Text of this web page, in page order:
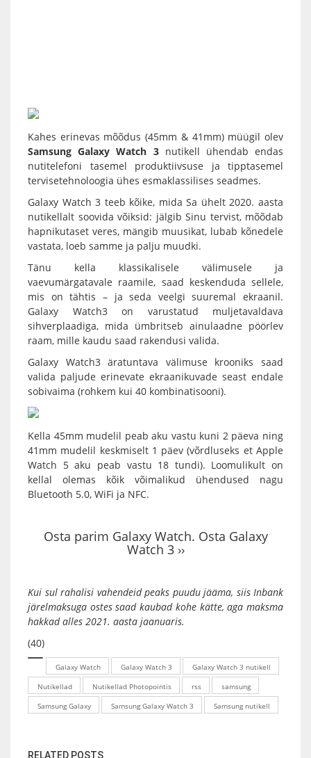
Kahes erinevas mõõdus (45mm & 41mm) müügil olev
Samsung Galaxy Watch 3nutikell ühendab endas
nutitelefoni tasemel produktiivsuse ja tipptasemel
tervisetehnoloogia ühes esmaklassilises seadmes.
Galaxy Watch 3 teeb kõike, mida Sa ühelt 2020. aasta
nutikellalt soovida võiksid: jälgib Sinu tervist, mõõdab
hapnikutaset veres, mängib muusikat, lubab kõnedele
vastata, loeb samme ja palju muudki.
Tänu kella klassikalisele välimusele ja
vaevumärgatavale raamile, saad keskenduda sellele,
mis on tähtis – ja seda veelgi suuremal ekraanil.
Galaxy Watch3on varustatud muljetavaldava
sihverplaadiga, mida ümbritseb ainulaadne pöörlev
raam, mille kaudu saad rakendusi valida.
Galaxy Watch3 äratuntava välimuse krooniks saad
valida paljude erinevate ekraanikuvade seast endale
sobivaima (rohkem kui 40 kombinatisooni).
Kella 45mm mudelil peab aku vastu kuni 2 päeva ning
41mm mudelil keskmiselt 1 päev (võrdluseks et Apple
Watch 5 aku peab vastu 18 tundi). Loomulikult on
kellal olemas kõik võimalikud ühendused nagu
Bluetooth 5.0, WiFi ja NFC.
Osta parim Galaxy Watch. Osta Galaxy
Watch 3 ››
Kui sul rahalisi vahendeid peaks puudu jääma, siis Inbank
järelmaksuga ostes saad kaubad kohe kätte, aga maksma
hakkad alles 2021. aasta jaanuaris.
(40)
Galaxy Watch Galaxy Watch 3
Galaxy Watch 3 nutikell
Nutikellad
Nutikellad Photopointis rss
samsung
Samsung Galaxy
Samsung Galaxy Watch 3 Samsung nutikell
RELATED POSTS